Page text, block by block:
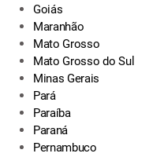
Goiás
Maranhão
Mato Grosso
Mato Grosso do Sul
Minas Gerais
Pará
Paraíba
Paraná
Pernambuco